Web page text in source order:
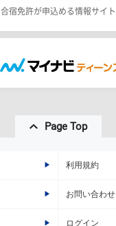
合宿免許が申込める情報サイト
Page Top
利用規約
お問い合わせ
ログイン